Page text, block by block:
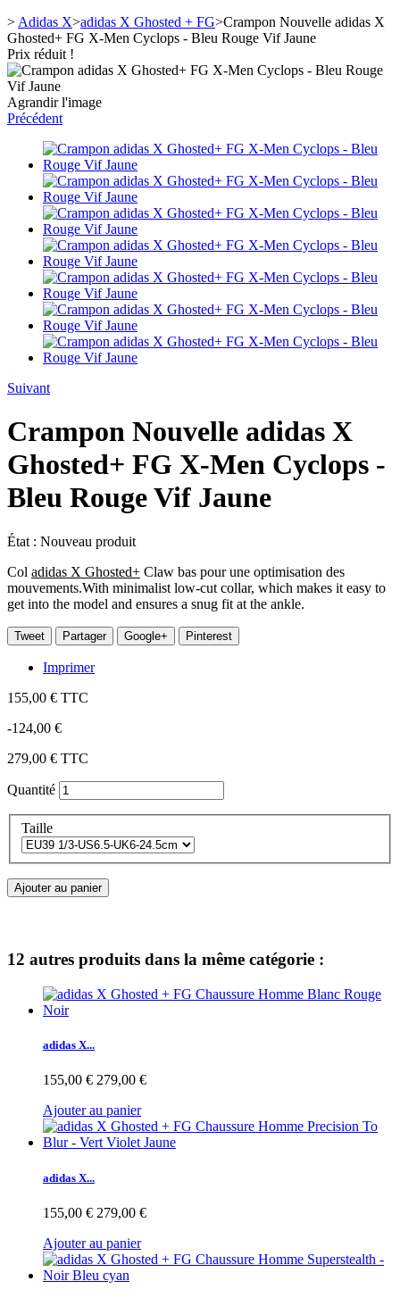
> Adidas X>adidas X Ghosted + FG>Crampon Nouvelle adidas X
Ghosted+ FG X-Men Cyclops - Bleu Rouge Vif Jaune
Prix réduit !
Agrandir l'image
Précédent
Suivant
Crampon Nouvelle adidas X
Ghosted+ FG X-Men Cyclops -
Bleu Rouge Vif Jaune
État : Nouveau produit
Col adidas X Ghosted+ Claw bas pour une optimisation des
mouvements.With minimalist low-cut collar, which makes it easy to
get into the model and ensures a snug fit at the ankle.
Tweet Partager Google+ Pinterest
Imprimer
155,00 € TTC
-124,00 €
279,00 € TTC
Quantité
Taille
Ajouter au panier
12 autres produits dans la même catégorie :
adidas X...
155,00 € 279,00 €
Ajouter au panier
adidas X...
155,00 € 279,00 €
Ajouter au panier